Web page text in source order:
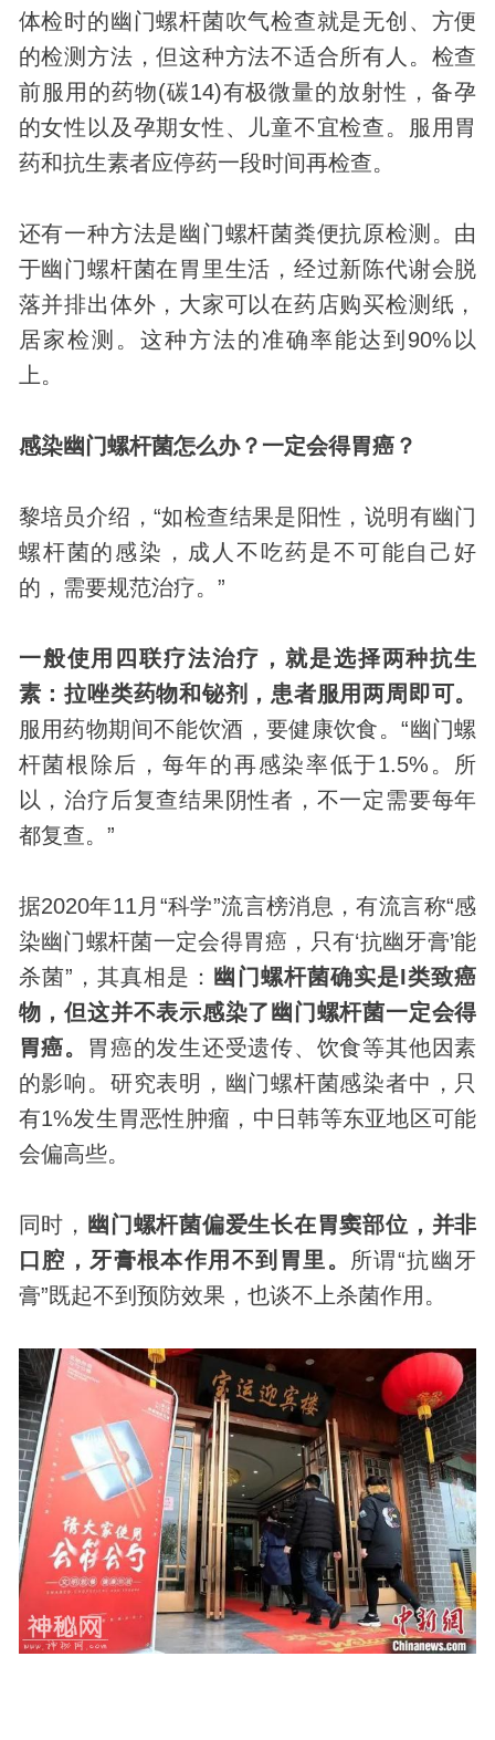
体检时的幽门螺杆菌吹气检查就是无创、方便
的检测方法，但这种方法不适合所有人。检查
前服用的药物(碳14)有极微量的放射性，备孕
的女性以及孕期女性、儿童不宜检查。服用胃
药和抗生素者应停药一段时间再检查。
还有一种方法是幽门螺杆菌粪便抗原检测。由
于幽门螺杆菌在胃里生活，经过新陈代谢会脱
落并排出体外，大家可以在药店购买检测纸，
居家检测。这种方法的准确率能达到90%以
上。
感染幽门螺杆菌怎么办？ 一定会得胃癌？
黎培员介绍，“如检查结果是阳性，说明有幽门
螺杆菌的感染，成人不吃药是不可能自己好
的，需要规范治疗。”
一般使用四联疗法治疗，就是选择两种抗生
素：拉唑类药物和铋剂，患者服用两周即可。
服用药物期间不能饮酒，要健康饮食。“幽门螺
杆菌根除后，每年的再感染率低于1.5%。所
以，治疗后复查结果阴性者，不一定需要每年
都复查。”
据2020年11月“科学”流言榜消息，有流言称“感
染幽门螺杆菌一定会得胃癌，只有‘抗幽牙膏’能
杀菌”，其真相是： 幽门螺杆菌确实是I类致癌
物，但这并不表示感染了幽门螺杆菌一定会得
胃癌。 胃癌的发生还受遗传、饮食等其他因素
的影响。研究表明，幽门螺杆菌感染者中，只
有1%发生胃恶性肿瘤，中日韩等东亚地区可能
会偏高些。
同时， 幽门螺杆菌偏爱生长在胃窦部位，并非
口腔，牙膏根本作用不到胃里。 所谓“抗幽牙
膏”既起不到预防效果，也谈不上杀菌作用。